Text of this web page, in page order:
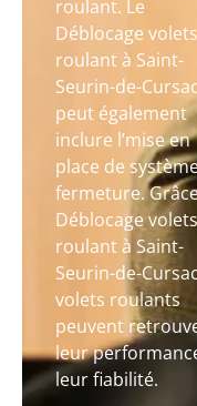
roulant. Le
Déblocage volets
roulant à Saint-
Seurin-de-Cursac
peut également
inclure l’mise en
place de
fermeture.
Déblocage volets
roulant à Saint-
Seurin-de-
volets roulants
peuvent
leur
leur fiabilité.